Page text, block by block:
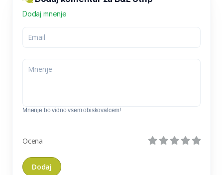
Dodaj mnenje
Mnenje bo vidno vsem obiskovalcem!
Ocena